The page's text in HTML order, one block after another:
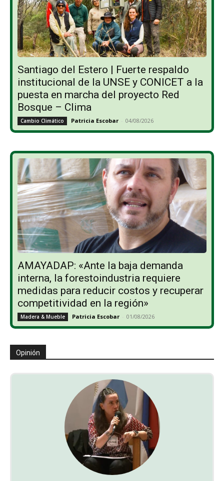
Santiago del Estero | Fuerte respaldo
institucional de la UNSE y CONICET a la
puesta en marcha del proyecto Red
Bosque – Clima
Cambio Climático Patricia Escobar - 04/08/2026
AMAYADAP: «Ante la baja demanda
interna, la forestoindustria requiere
medidas para reducir costos y recuperar
competitividad en la región»
Madera & Mueble Patricia Escobar - 01/08/2026
Opinión